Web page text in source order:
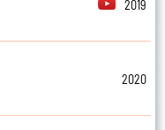
2019
2020